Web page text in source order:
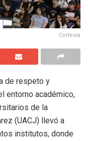
Cortesía
de respeto y
entorno académico,
de la
(UACJ) llevó a
institutos, donde